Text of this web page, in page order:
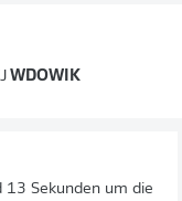
WDOWIK
13 Sekunden um die